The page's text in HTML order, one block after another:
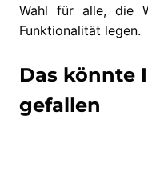
Wahl für alle, die
Funktionalität legen.
Das könnte
gefallen